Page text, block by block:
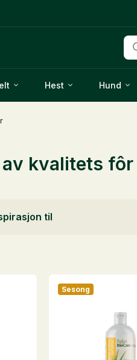
Hest Hund
kvalitets fôr
til
Sesong